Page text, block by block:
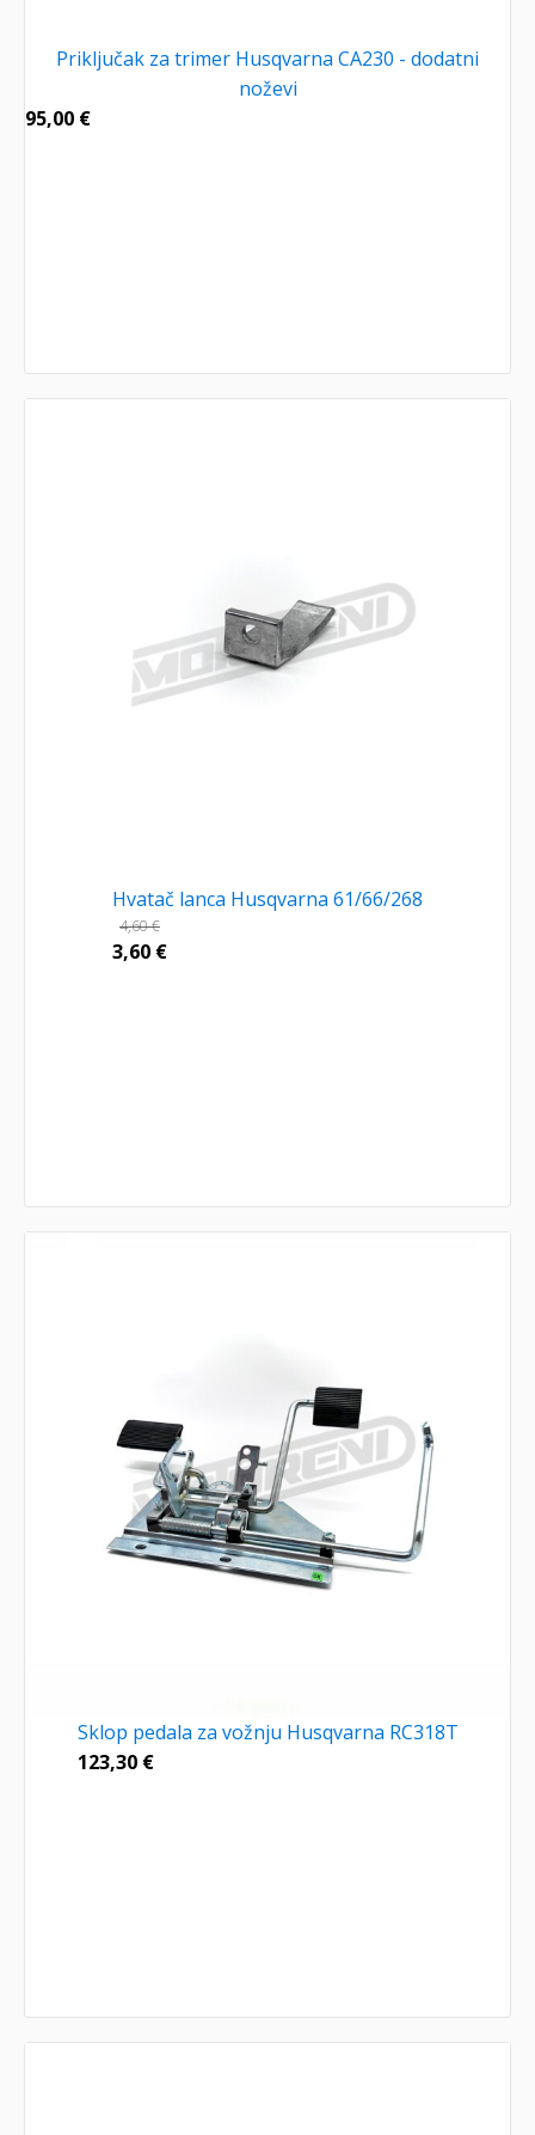
Priključak za trimer Husqvarna CA230 - dodatni
noževi
95,00 €
Hvatač lanca Husqvarna 61/66/268
4,60€
3,60 €
Sklop pedala za vožnju Husqvarna RC318T
123,30 €